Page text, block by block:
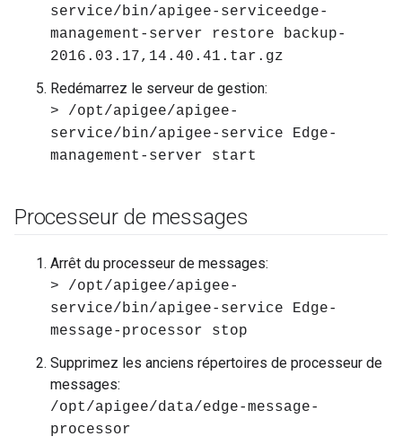
service/bin/apigee-serviceedge-
management-server restore backup-
2016.03.17,14.40.41.tar.gz
Redémarrez le serveur de gestion:
> /opt/apigee/apigee-
service/bin/apigee-service Edge-
management-server start
Processeur de messages
Arrêt du processeur de messages:
> /opt/apigee/apigee-
service/bin/apigee-service Edge-
message-processor stop
Supprimez les anciens répertoires de processeur de
messages:
/opt/apigee/data/edge-message-
processor